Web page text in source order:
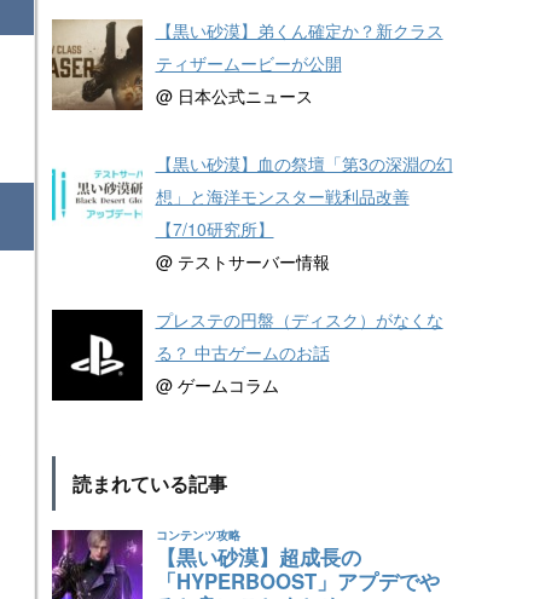
【黒い砂漠】弟くん確定か？新クラス
ティザームービーが公開
@ 日本公式ニュース
【黒い砂漠】血の祭壇「第3の深淵の幻
想」と海洋モンスター戦利品改善
【7/10研究所】
@ テストサーバー情報
プレステの円盤（ディスク）がなくな
る？ 中古ゲームのお話
@ ゲームコラム
読まれている記事